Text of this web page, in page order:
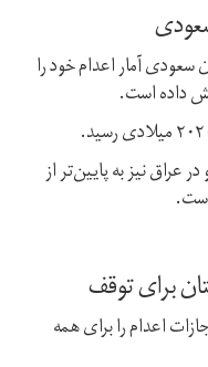
آمار اعدام خود را
عراق نیز به پایین‌تر از
برای توقف
اعدام را برای همه